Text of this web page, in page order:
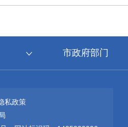
市政府部门
私政策